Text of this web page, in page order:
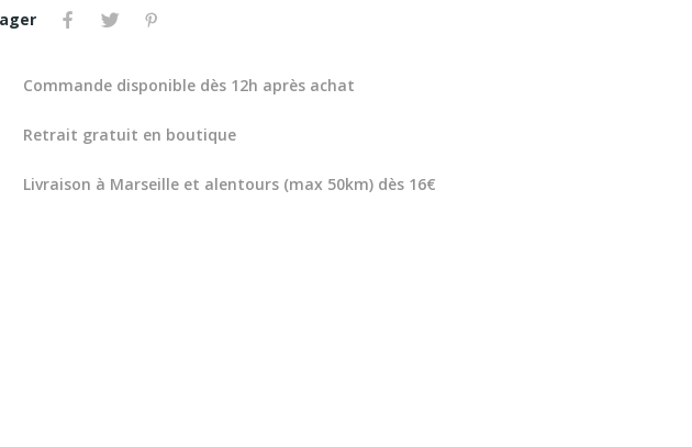
Commande disponible dès 12h après achat
Retrait gratuit en boutique
Livraison à Marseille et alentours (max 50km) dès 16€